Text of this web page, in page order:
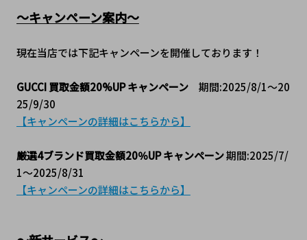
～キャンペーン案内～
現在当店では下記キャンペーンを開催しております！
GUCCI 買取金額20%UP キャンペーン 期間:2025/8/1～20
25/9/30
【キャンペーンの詳細はこちらから】
厳選4ブランド買取金額20％UP キャンペーン 期間:2025/7/
1～2025/8/31
【キャンペーンの詳細はこちらから】